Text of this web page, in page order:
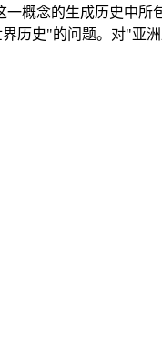
概念的生成历史中
历史"的问题。对"亚